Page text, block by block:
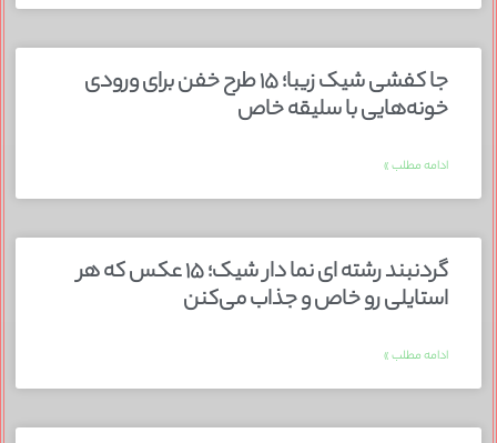
جا کفشی شیک زیبا؛ ۱۵ طرح خفن برای ورودی
خونه‌هایی با سلیقه خاص
ادامه مطلب »
گردنبند رشته ای نما دار شیک؛ ۱۵ عکس که هر
استایلی رو خاص و جذاب می‌کنن
ادامه مطلب »